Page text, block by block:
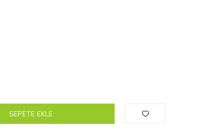
SEPETE EKLE